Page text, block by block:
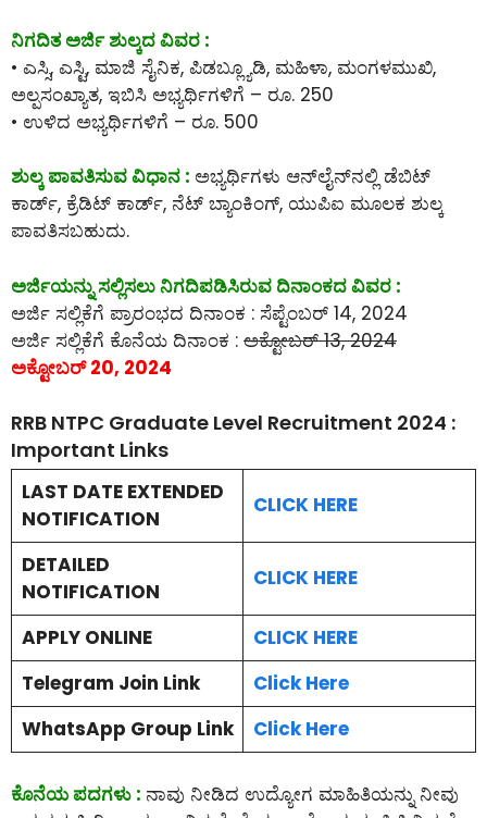
ನಿಗದಿತ ಅರ್ಜಿ ಶುಲ್ಕದ ವಿವರ :
• ಎಸ್ಸಿ, ಎಸ್ಟಿ, ಮಾಜಿ ಸೈನಿಕ, ಪಿಡಬ್ಲ್ಯೂಡಿ, ಮಹಿಳಾ, ಮಂಗಳಮುಖಿ,
ಅಲ್ಪಸಂಖ್ಯಾತ, ಇಬಿಸಿ ಅಭ್ಯರ್ಥಿಗಳಿಗೆ – ರೂ. 250
• ಉಳಿದ ಅಭ್ಯರ್ಥಿಗಳಿಗೆ – ರೂ. 500
ಶುಲ್ಕ ಪಾವತಿಸುವ ವಿಧಾನ : ಅಭ್ಯರ್ಥಿಗಳು ಆನ್‌ಲೈನ್‌ನಲ್ಲಿ ಡೆಬಿಟ್
ಕಾರ್ಡ್, ಕ್ರೆಡಿಟ್ ಕಾರ್ಡ್, ನೆಟ್ ಬ್ಯಾಂಕಿಂಗ್, ಯುಪಿಐ ಮೂಲಕ ಶುಲ್ಕ
ಪಾವತಿಸಬಹುದು.
ಅರ್ಜಿಯನ್ನು ಸಲ್ಲಿಸಲು ನಿಗದಿಪಡಿಸಿರುವ ದಿನಾಂಕದ ವಿವರ :
ಅರ್ಜಿ ಸಲ್ಲಿಕೆಗೆ ಪ್ರಾರಂಭದ ದಿನಾಂಕ : ಸೆಪ್ಟೆಂಬರ್ 14, 2024
ಅರ್ಜಿ ಸಲ್ಲಿಕೆಗೆ ಕೊನೆಯ ದಿನಾಂಕ : ಅಕ್ಟೋಬರ್ 13, 2024
ಅಕ್ಟೋಬರ್ 20, 2024
RRB NTPC Graduate Level Recruitment 2024 :
Important Links
LAST DATE EXTENDED
NOTIFICATION
CLICK HERE
DETAILED
NOTIFICATION
CLICK HERE
APPLY ONLINE
CLICK HERE
Telegram Join Link
Click Here
WhatsApp Group Link
Click Here
ಕೊನೆಯ ಪದಗಳು : ನಾವು ನೀಡಿದ ಉದ್ಯೋಗ ಮಾಹಿತಿಯನ್ನು ನೀವು